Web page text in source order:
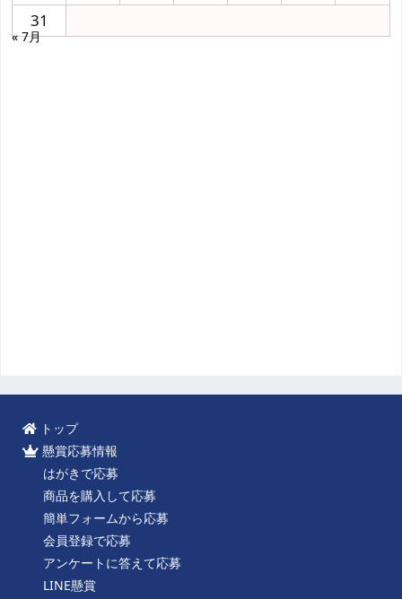
31
« 7月
トップ
懸賞応募情報
はがきで応募
商品を購入して応募
簡単フォームから応募
会員登録で応募
アンケートに答えて応募
LINE懸賞